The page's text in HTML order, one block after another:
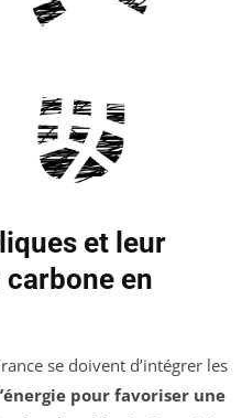
et leur
en
se doivent d’intégrer les
énergie pour favoriser une